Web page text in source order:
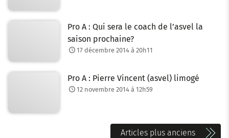
Pro A : Qui sera le coach de l’asvel la
saison prochaine?
17 décembre 2014 à 20h11
Pro A : Pierre Vincent (asvel) limogé
12 novembre 2014 à 12h59
Articles plus anciens